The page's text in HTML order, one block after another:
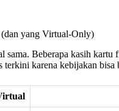
yang Virtual-Only)
Beberapa kasih kartu
karena kebijakan bisa